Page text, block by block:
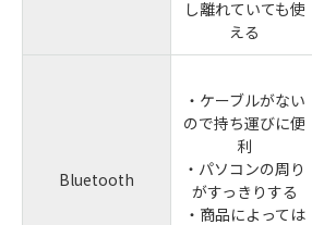
し離れていても使
える
Bluetooth
・ケーブルがない
ので持ち運びに便
利
・パソコンの周り
がすっきりする
・商品によっては